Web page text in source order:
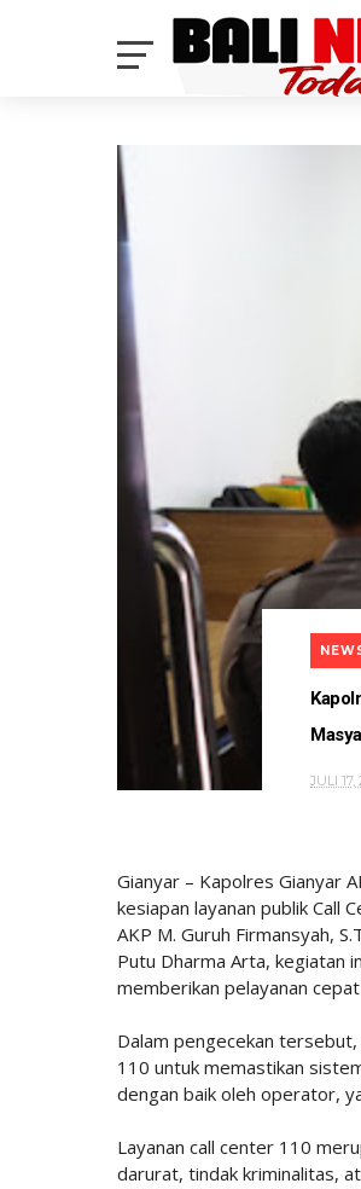
JULI 17,
Gianyar – Kapolres Gianyar
kesiapan layanan publik Call
AKP M. Guruh Firmansyah,
Putu Dharma Arta, kegiatan
memberikan pelayanan
Dalam pengecekan
110 untuk memastikan
dengan baik oleh operator,
Layanan call center 110
darurat, tindak kriminalitas,